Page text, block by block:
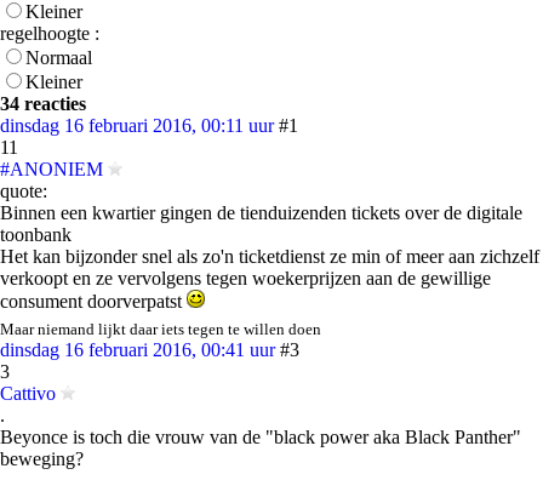
Kleiner
regelhoogte :
Normaal
Kleiner
34 reacties
dinsdag 16 februari 2016, 00:11 uur #1
11
#ANONIEM
quote:
Binnen een kwartier gingen de tienduizenden tickets over de digitale
toonbank
Het kan bijzonder snel als zo'n ticketdienst ze min of meer aan zichzelf
verkoopt en ze vervolgens tegen woekerprijzen aan de gewillige
consument doorverpatst
Maar niemand lijkt daar iets tegen te willen doen
dinsdag 16 februari 2016, 00:41 uur #3
3
Cattivo
.
Beyonce is toch die vrouw van de "black power aka Black Panther"
beweging?